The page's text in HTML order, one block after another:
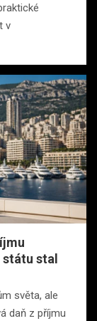
v
státu stal
světa, ale
daň z příjmu